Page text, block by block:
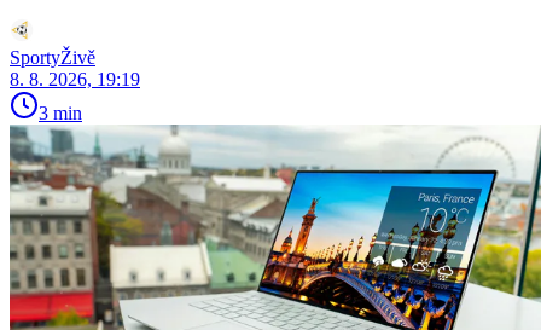
SportyŽivě
8. 8. 2026, 19:19
3 min